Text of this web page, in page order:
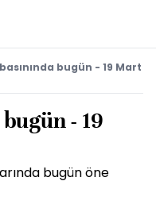
bugün - 19 Mart
- 19
bugün öne